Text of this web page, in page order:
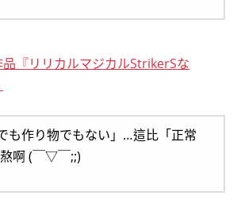
品『リリカルマジカルStrikerSな
も作り物でもない」…這比「正常
啊 (￣▽￣;;)